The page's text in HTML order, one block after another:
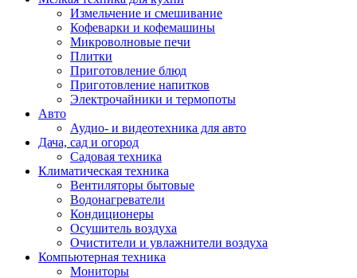
Измельчение и смешивание
Кофеварки и кофемашины
Микроволновые печи
Плитки
Приготовление блюд
Приготовление напитков
Электрочайники и термопоты
Авто
Аудио- и видеотехника для авто
Дача, сад и огород
Садовая техника
Климатическая техника
Вентиляторы бытовые
Водонагреватели
Кондиционеры
Осушитель воздуха
Очистители и увлажнители воздуха
Компьютерная техника
Мониторы